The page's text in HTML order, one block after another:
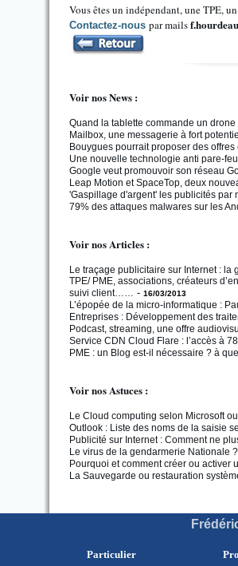
Vous êtes un indépendant, une TPE,
Contactez-nous par mails
Voir nos News :
Quand la tablette commande un
Mailbox, une messagerie à fort
Bouygues pourrait proposer des
Une nouvelle technologie anti pare-
Google veut promouvoir son réseau
Leap Motion et SpaceTop, deux
'Gaspillage d'argent' les publicités par
79% des attaques malwares sur les
Voir nos Articles :
Le traçage publicitaire sur Internet :
TPE/ PME, associations, créateurs
suivi client…… - 16/03/2013
L’épopée de la micro-informatique :
Entreprises : Développement des
Podcast, streaming, une offre
Service CDN Cloud Flare : l’accès à
PME : un Blog est-il nécessaire ? à
Voir nos Astuces :
Le Cloud computing selon Microsoft
Outlook : Liste des noms de la saisie
Publicité sur Internet : Comment ne
Le virus de la gendarmerie Nationale
Pourquoi et comment créer ou activer
La Sauvegarde ou restauration
Particulier